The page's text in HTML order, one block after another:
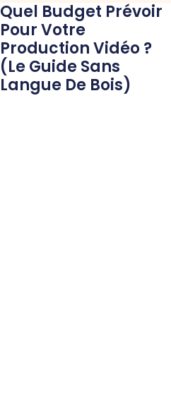
Quel Budget Prévoir
Pour Votre
Production Vidéo ?
(Le Guide Sans
Langue De Bois)